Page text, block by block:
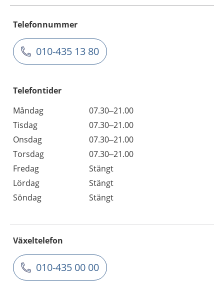
Telefonnummer
010-435 13 80
Telefontider
Måndag
07.30–21.00
Tisdag
07.30–21.00
Onsdag
07.30–21.00
Torsdag
07.30–21.00
Fredag
Stängt
Lördag
Stängt
Söndag
Stängt
Växeltelefon
010-435 00 00